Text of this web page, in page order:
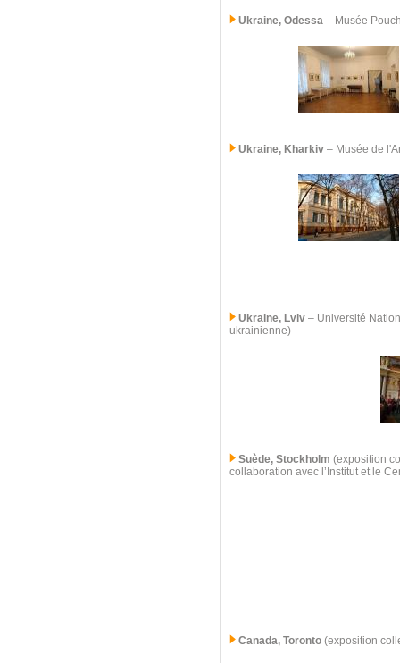
Ukraine, Odessa – Musée
Ukraine, Kharkiv – Musée de
Ukraine, Lviv – Université
ukrainienne)
Suède, Stockholm (exposition
collaboration avec l’Institut et le
Canada, Toronto (exposition